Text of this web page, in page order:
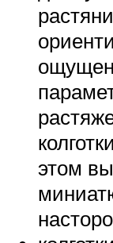
этом